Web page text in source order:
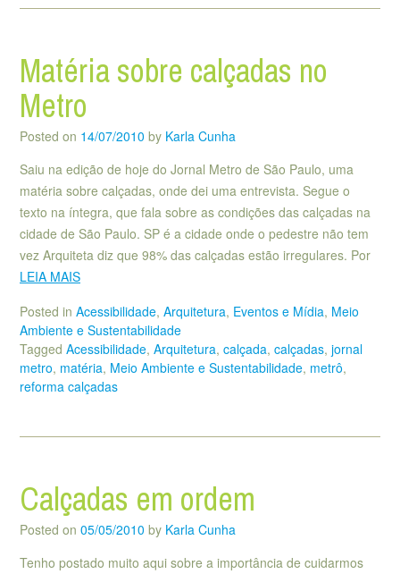
Matéria sobre calçadas no
Metro
Posted on 14/07/2010 by Karla Cunha
Saiu na edição de hoje do Jornal Metro de São Paulo, uma
matéria sobre calçadas, onde dei uma entrevista. Segue o
texto na íntegra, que fala sobre as condições das calçadas na
cidade de São Paulo. SP é a cidade onde o pedestre não tem
vez Arquiteta diz que 98% das calçadas estão irregulares. Por
LEIA MAIS
Posted in Acessibilidade, Arquitetura, Eventos e Mídia, Meio
Ambiente e Sustentabilidade
Tagged Acessibilidade, Arquitetura, calçada, calçadas, jornal
metro, matéria, Meio Ambiente e Sustentabilidade, metrô,
reforma calçadas
Calçadas em ordem
Posted on 05/05/2010 by Karla Cunha
Tenho postado muito aqui sobre a importância de cuidarmos